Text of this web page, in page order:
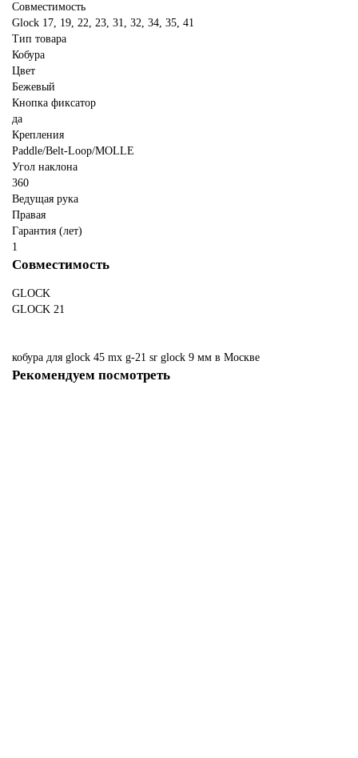
Совместимость
Glock 17, 19, 22, 23, 31, 32, 34, 35, 41
Тип товара
Кобура
Цвет
Бежевый
Кнопка фиксатор
да
Крепления
Paddle/Belt-Loop/MOLLE
Угол наклона
360
Ведущая рука
Правая
Гарантия (лет)
1
Совместимость
GLOCK
GLOCK 21
кобура для glock 45 mx g-21 sr glock 9 мм в Москве
Рекомендуем посмотреть